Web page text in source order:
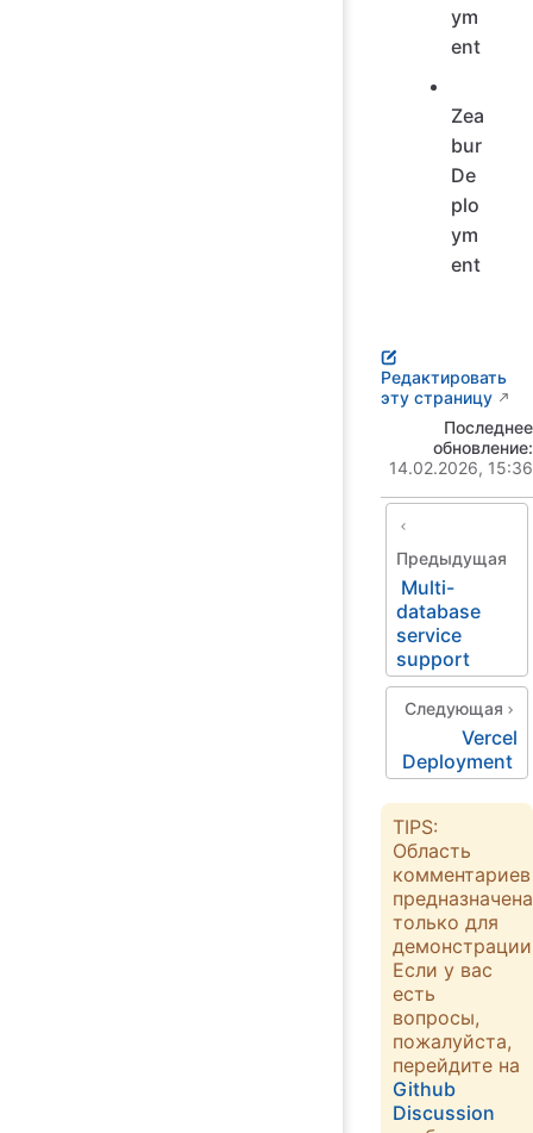
ym
ent
Zea
bur
De
plo
ym
ent
Редактировать
эту страницу
Последнее
обновление:
14.02.2026, 15:36
Предыдущая
Multi-
database
service
support
Следующая
Vercel
Deployment
TIPS:
Область
комментариев
предназначена
только для
Если у вас
есть
вопросы,
пожалуйста,
перейдите на
Github
Discussion